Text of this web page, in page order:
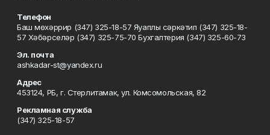
Телефон
Баш мөхәррир (347) 325-18-57 Яуаплы сәркәтип (347) 325-18-
57 Хәбәрселәр (347) 325-75-70 Бухгалтерия (347) 325-60-73
Эл. почта
ashkadar-st@yandex.ru
Адрес
453124, РБ, г. Стерлитамак, ул. Комсомольская, 82
Рекламная служба
(347) 325-18-57